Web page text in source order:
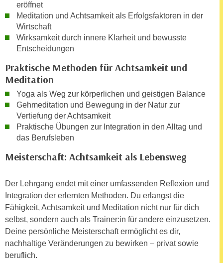
eröffnet
Meditation und Achtsamkeit als Erfolgsfaktoren in der
Wirtschaft
Wirksamkeit durch innere Klarheit und bewusste
Entscheidungen
Praktische Methoden für Achtsamkeit und
Meditation
Yoga als Weg zur körperlichen und geistigen Balance
Gehmeditation und Bewegung in der Natur zur
Vertiefung der Achtsamkeit
Praktische Übungen zur Integration in den Alltag und
das Berufsleben
Meisterschaft: Achtsamkeit als Lebensweg
Der Lehrgang endet mit einer umfassenden Reflexion und
Integration der erlernten Methoden. Du erlangst die
Fähigkeit, Achtsamkeit und Meditation nicht nur für dich
selbst, sondern auch als Trainer:in für andere einzusetzen.
Deine persönliche Meisterschaft ermöglicht es dir,
nachhaltige Veränderungen zu bewirken – privat sowie
beruflich.
e
u
d
u
m
f
r
e
e
l
e
v
a
n
t
e
z
u
m
n
,
g
e
l
a
n